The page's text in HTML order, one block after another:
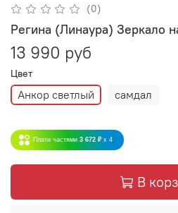
(0)
Регина (Линаура) Зеркало
13 990 руб
Цвет
Анкор светлый самдал
Плати частями 3 672 ₽ x 4
В